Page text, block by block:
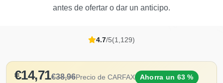
antes de ofertar o dar un anticipo.
4.7/5(1,129)
€14,71€38,96Precio de CARFAX Ahorra un 63 %